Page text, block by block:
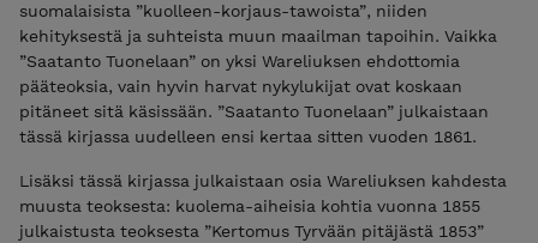
suomalaisista ”kuolleen-korjaus-tawoista”, niiden
kehityksestä ja suhteista muun maailman tapoihin. Vaikka
”Saatanto Tuonelaan” on yksi Wareliuksen ehdottomia
pääteoksia, vain hyvin harvat nykylukijat ovat koskaan
pitäneet sitä käsissään. ”Saatanto Tuonelaan” julkaistaan
tässä kirjassa uudelleen ensi kertaa sitten vuoden 1861.
Lisäksi tässä kirjassa julkaistaan osia Wareliuksen kahdesta
muusta teoksesta: kuolema-aiheisia kohtia vuonna 1855
julkaistusta teoksesta ”Kertomus Tyrvään pitäjästä 1853”